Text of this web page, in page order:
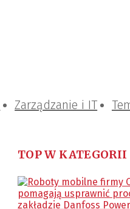
Zarządzanie i IT
TOP W KATEGORII